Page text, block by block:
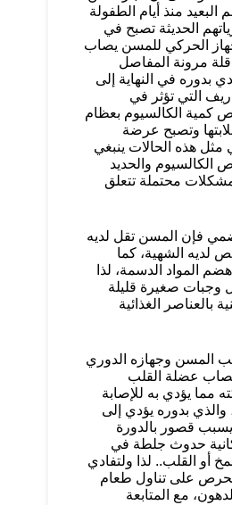
البعيد منذ أيام الطفولة
الحديثة تصبح في
الحركي للمسن يصاب
مرونة المفاصل
بدوره في النهاية إلى
التي تؤثر في
كمية الكالسيوم بعظام
وتصبح عرضة
مثل هذه الحالات ينبغي
الكالسيوم والحديد
محتملة تتعلق
فإن المسن تقل لديه
لديه الشهية، كما
المواد الدسمة، لذا
وجبات صغيرة قليلة
بالعناصر الغذائية
المسن وجهازه الدوري
تصاب عضلة القلب
مما يؤدي به للإصابة
بدوره يؤدي إلى
قصور بالدورة
حدوث جلطة في
أو القلب.. لذا ولتفادي
على تناول طعام
مع المتابعة